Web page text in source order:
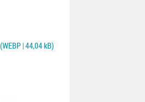
(WEBP | 44,04 kB)